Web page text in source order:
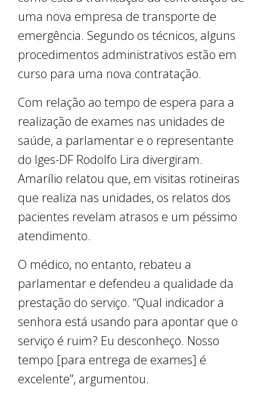
uma nova empresa de transporte de
emergência. Segundo os técnicos, alguns
procedimentos administrativos estão em
curso para uma nova contratação.
Com relação ao tempo de espera para a
realização de exames nas unidades de
saúde, a parlamentar e o representante
do Iges-DF Rodolfo Lira divergiram.
Amarílio relatou que, em visitas rotineiras
que realiza nas unidades, os relatos dos
pacientes revelam atrasos e um péssimo
atendimento.
O médico, no entanto, rebateu a
parlamentar e defendeu a qualidade da
prestação do serviço. “Qual indicador a
senhora está usando para apontar que o
serviço é ruim? Eu desconheço. Nosso
tempo [para entrega de exames] é
excelente”, argumentou.